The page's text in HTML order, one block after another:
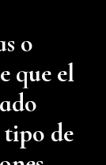
o
que el
de